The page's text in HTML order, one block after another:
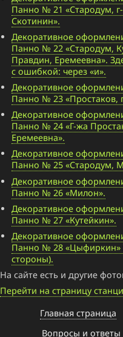
Панно № 21 «Стародум,
Скотинин».
Декоративное
Панно № 22 «Стародум,
Правдин, Еремеевна».
с ошибкой: через «и».
Декоративное
Панно № 23 «Простаков,
Декоративное
Панно № 24 «Г-жа
Еремеевна».
Декоративное
Панно № 25 «Стародум,
Декоративное
Панно № 26 «Милон».
Декоративное
Панно № 27 «Кутейкин».
Декоративное
Панно № 28 «Цыфиркин»
стороны).
На сайте есть и другие
Перейти на страницу
Главная страница
Вопросы и ответы